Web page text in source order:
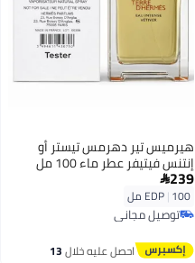
هيرميس تير دهرمس تيستر أو
إنتنس فيتيفر عطر ماء 100 مل
239
EDP|100 مل
توصيل مجاني
توصيل مجاني
احصل عليه خلال13